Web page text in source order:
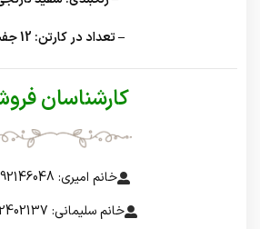
– تعداد در کارتن: 12 جفت
کارشناسان
خانم امیری: 09192146048
خانم سلیمانی: 09192402137